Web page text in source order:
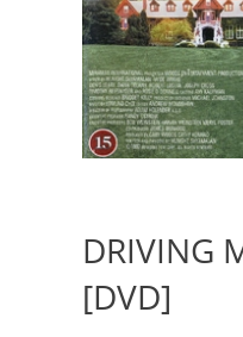
DRIVING
[DVD]